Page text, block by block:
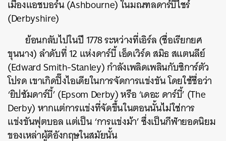
เมืองแอชบอร์น (Ashbourne) ในมณฑลดาร์บี้ไชร์
(Derbyshire)
ย้อนกลับไปในปี 1778 ระหว่างที่เอิร์ล (ชื่อเรียกยศ
ขุนนาง) ลำดับที่ 12 แห่งดาร์บี้ เอ็ดเวิร์ด สมิธ สแตนลีย์
(Edward Smith-Stanley) กำลังเพลิดเพลินกับซิการ์ตัว
โปรด เขาเกิดปิ๊งไอเดียในการจัดการแข่งขัน โดยใช้ชื่อว่า
‘ยิปซัมดาร์บี้’ (Epsom Derby) หรือ ‘เดอะ ดาร์บี้’ (The
Derby) หากแต่การแข่งที่จัดขึ้นในตอนนั้นไม่ใช่การ
แข่งขันฟุตบอล แต่เป็น ‘การแข่งม้า’ ซึ่งเป็นกีฬายอดนิยม
ของเหล่าผู้ดีอังกฤษในสมัยนั้น